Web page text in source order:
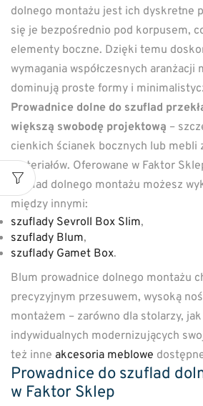
dolnego montażu jest ich dyskretne
się je bezpośrednio pod korpusem,
elementy boczne. Dzięki temu
wymagania współczesnych aranżacji
dominują proste formy i
Prowadnice dolne do szuflad
większą swobodę projektową –
cienkich ścianek bocznych lub mebli
materiałów. Oferowane w Faktor
szuflad dolnego montażu możesz
między innymi:
szuflady Sevroll Box Slim,
szuflady Blum,
szuflady Gamet Box.
Blum prowadnice dolnego montażu
precyzyjnym przesuwem, wysoką
montażem – zarówno dla stolarzy,
indywidualnych modernizujących
też inne akcesoria meblowe
Prowadnice do szuflad
w Faktor Sklep